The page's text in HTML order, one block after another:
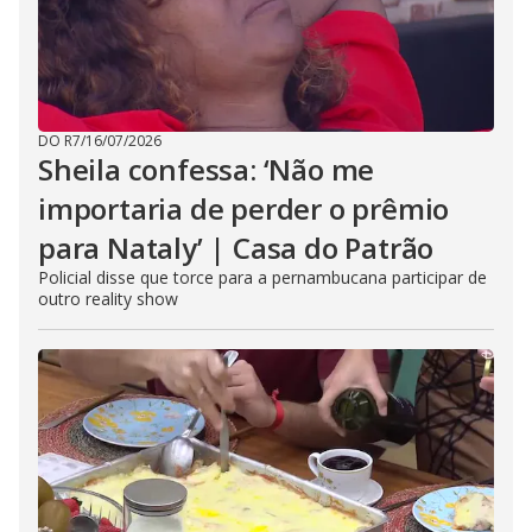
DO R7/16/07/2026
Sheila confessa: ‘Não me
importaria de perder o prêmio
para Nataly’ | Casa do Patrão
Policial disse que torce para a pernambucana participar de
outro reality show